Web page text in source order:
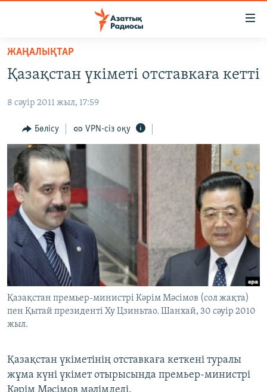
Skip
main
Skip
Navigation
Skip
Search
САЯСАТ
AZATTYQTV
ҚАҢТАР ОҚИҒАСЫ
АДАМ ҚҰҚЫҚТАРЫ
ӘЛЕУМЕТ
ӘЛЕМ
АРНАЙЫ ЖОБАЛАР
Русский
ЖАЗЫЛЫҢЫЗ
ЖАҢАЛЫҚТАР
Қазақстан үкіметі отставкаға кетті
8 сәуір 2011 жыл, 17:59
Бөлісу VPN-сіз оқу
Қазақстан премьер-министрі Кәрім Мәсімов (сол жақта)
пен Қытай президенті Ху Цзиньтао. Шанхай, 30 сәуір 2010
жыл.
Қазақстан үкіметінің отставкаға кеткені туралы
жұма күні үкімет отырысында премьер-министрі